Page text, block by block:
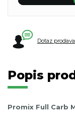
Dotaz
Popis
Promix Full Carb